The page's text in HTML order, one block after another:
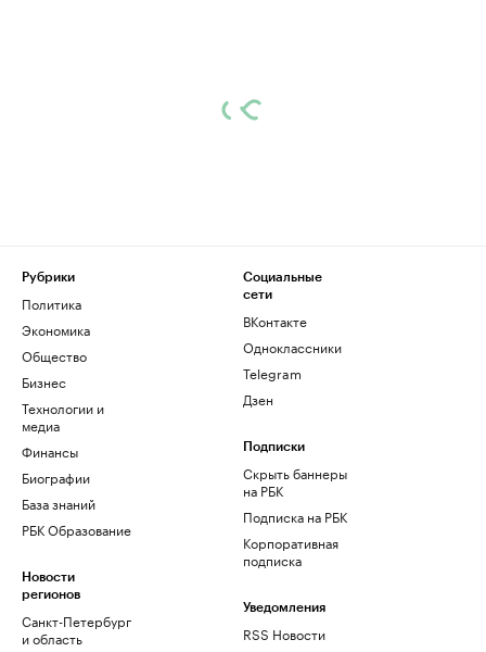
Рубрики
Политика
Экономика
Общество
Бизнес
Технологии и
медиа
Финансы
Биографии
База знаний
РБК Образование
Новости
регионов
Санкт-Петербург
и область
Социальные
сети
ВКонтакте
Одноклассники
Telegram
Дзен
Подписки
Скрыть баннеры
на РБК
Подписка на РБК
Корпоративная
подписка
Уведомления
RSS Новости